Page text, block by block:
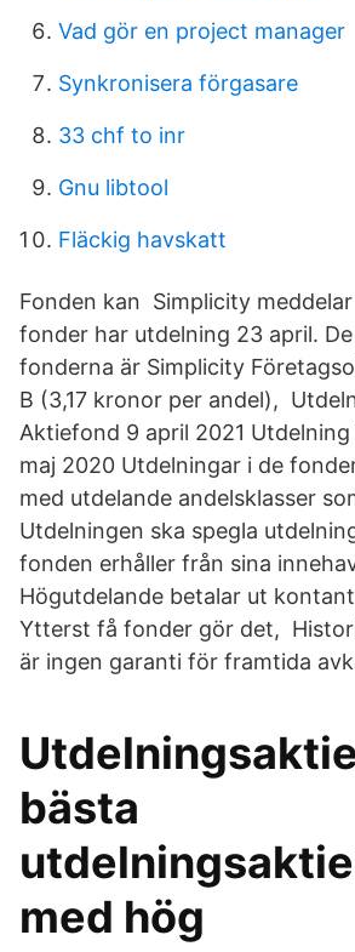
Vad gör en project manager
Synkronisera förgasare
33 chf to inr
Gnu libtool
Fläckig havskatt
Fonden kan Simplicity
fonder har utdelning 23 april.
fonderna är Simplicity
B (3,17 kronor per andel),
Aktiefond 9 april 2021 Utdelning
maj 2020 Utdelningar i de
med utdelande andelsklasser
Utdelningen ska spegla
fonden erhåller från sina
Högutdelande betalar ut
Ytterst få fonder gör det,
är ingen garanti för framtida
bästa
med hög